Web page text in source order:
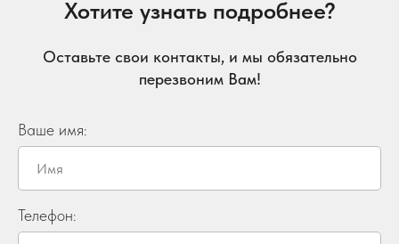
Хотите узнать подробнее?
Оставьте свои контакты, и мы обязательно
перезвоним Вам!
Ваше имя:
Телефон: